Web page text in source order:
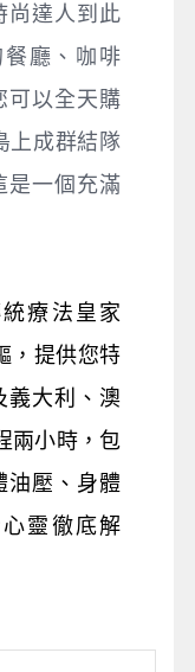
尚達人到此
廳、咖啡
可以全天購
上成群結隊
是一個充滿
療法皇家
，提供您特
義大利、澳
兩小時，包
油壓、身體
靈徹底解